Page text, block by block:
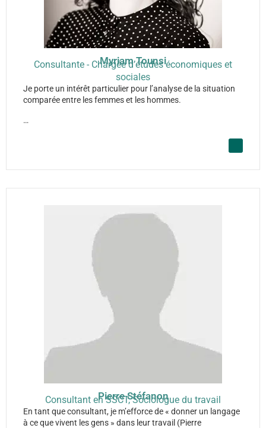
Myriam Tounsi
Consultante - Chargée d’études économiques et
sociales
Je porte un intérêt particulier pour l’analyse de la situation
comparée entre les femmes et les hommes.
…
Pierre Stéfanon
Consultant en SSCT, Sociologue du travail
En tant que consultant, je m’efforce de « donner un langage
à ce que vivent les gens » dans leur travail (Pierre